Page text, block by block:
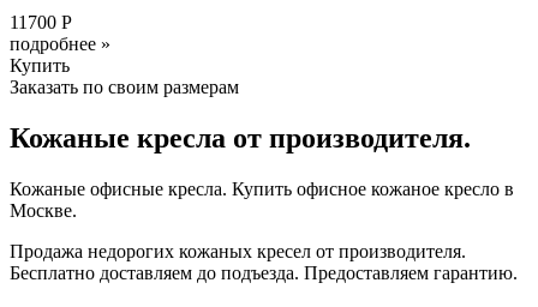
11700 Р
подробнее »
Купить
Заказать по своим размерам
Кожаные кресла от производителя.
Кожаные офисные кресла. Купить офисное кожаное кресло в
Москве.
Продажа недорогих кожаных кресел от производителя.
Бесплатно доставляем до подъезда. Предоставляем гарантию.